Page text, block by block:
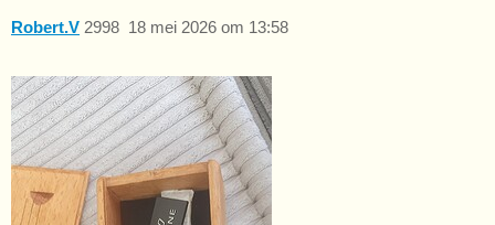
Robert.V 18 mei 2026 om 13:58
2998